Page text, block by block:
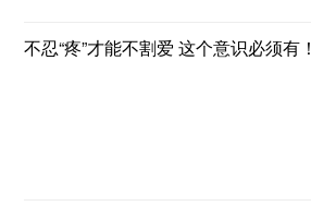
不忍“疼”才能不割爱 这个意识必须有！